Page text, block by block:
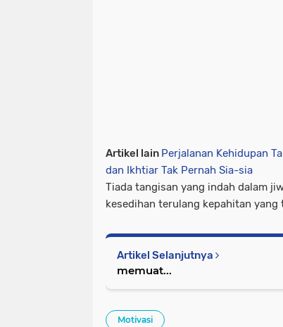
Artikel lain Perjalanan Kehidupan
dan Ikhtiar Tak Pernah Sia-sia
Tiada tangisan yang indah dalam
kesedihan terulang kepahitan
Artikel Selanjutnya
memuat...
Motivasi